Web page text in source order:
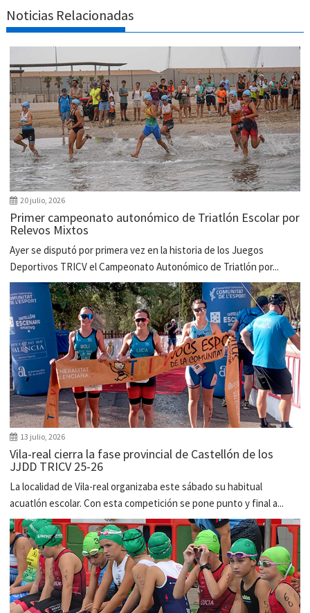
Noticias Relacionadas
20 julio, 2026
Primer campeonato autonómico de Triatlón Escolar por
Relevos Mixtos
Ayer se disputó por primera vez en la historia de los Juegos
Deportivos TRICV el Campeonato Autonómico de Triatlón por...
13 julio, 2026
Vila-real cierra la fase provincial de Castellón de los
JJDD TRICV 25-26
La localidad de Vila-real organizaba este sábado su habitual
acuatlón escolar. Con esta competición se pone punto y final a...